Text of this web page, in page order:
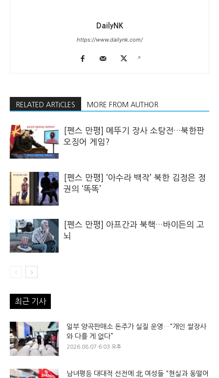
DailyNK
https://www.dailynk.com/
RELATED ARTICLES MORE FROM AUTHOR
[펜스 만평] 메뚜기 장사 소탕전…북한판
오징어 게임?
[펜스 만평] ‘아수라 백작’ 북한 김정은 정
권의 ‘똑똑’
[펜스 만평] 아프간과 북핵…바이든의 고
뇌
최근 기사
일부 양곡판매소 돈주가 실질 운영…“개인 쌀장사
와 다를 게 없다”
2026.08.07 6:03 오후
남녀평등 대대적 선전에 北 여성들 “현실과 동떨어